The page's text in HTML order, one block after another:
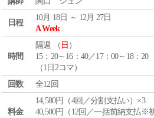
日程
10月 18日 ～ 12月 27日
A Week
時間
隔週 （ 日 ）
15：20～16：40／17：00～18：20
（1日2コマ）
回数
全12回
料金
14,580円（4回／分割支払い）×3
40,500円（12回／一括前納支払※